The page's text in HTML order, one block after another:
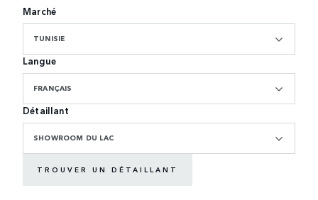
Marché
TUNISIE
Langue
FRANÇAIS
Détaillant
SHOWROOM DU LAC
TROUVER UN DÉTAILLANT